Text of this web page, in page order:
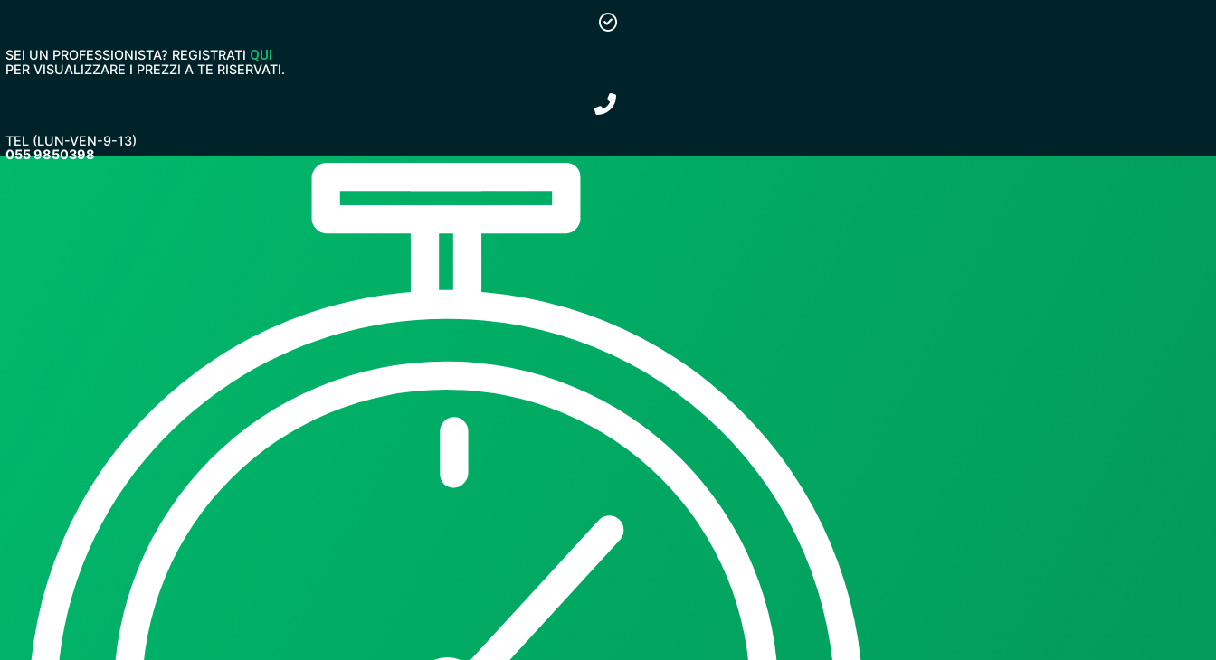
contenuto
SEI UN PROFESSIONISTA? REGISTRATI QUI
PER VISUALIZZARE I PREZZI A TE RISERVATI.
TEL (LUN-VEN-9-13)
055 9850398